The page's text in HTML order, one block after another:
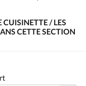
CUISINETTE / LES
CETTE SECTION